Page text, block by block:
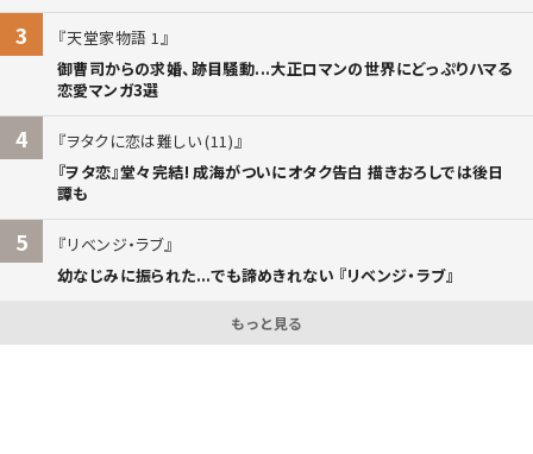
3
天堂家物語 1
御曹司からの求婚、跡目騒動...大正ロマンの世界にどっぷりハマる
恋愛マンガ3選
4
ヲタクに恋は難しい (11)
『ヲタ恋』堂々完結! 成海がついにオタク告白 描きおろしでは後日
譚も
5
リベンジ・ラブ
幼なじみに振られた...でも諦めきれない 『リベンジ・ラブ』
もっと見る